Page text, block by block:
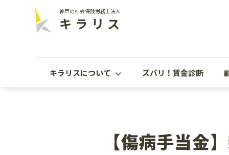
神戸の社会保険労務士法人
キラリス
キラリスについて ズバリ！賃金診断
【傷病手当金